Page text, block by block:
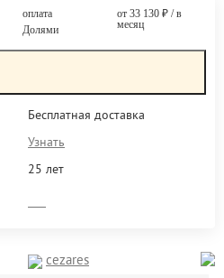
оплата
Долями
от 33 130 ₽/ в
месяц
Бесплатная доставка
Узнать
25 лет
cezares